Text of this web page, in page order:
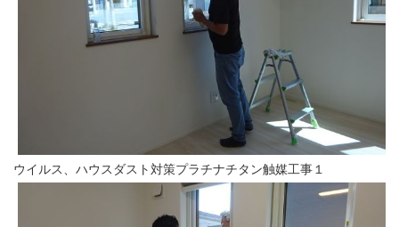
ウイルス、ハウスダスト対策プラチナチタン触媒工事１